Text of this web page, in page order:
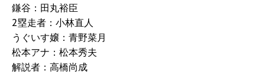
鎌谷：田丸裕臣
2塁走者：小林直人
うぐいす嬢：青野菜月
松本アナ：松本秀夫
解説者：高橋尚成